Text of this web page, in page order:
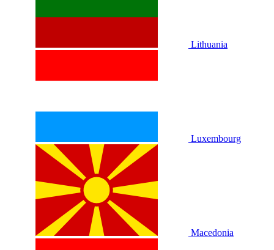
Lithuania
Luxembourg
Macedonia